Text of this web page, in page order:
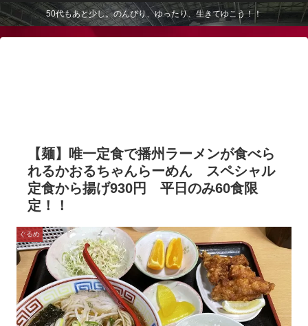
50代もあと少し。のんびり、ゆったり、生きてゆこう！！
【麺】唯一定食で播州ラーメンが食べら
れるかおるちゃんらーめん スペシャル
定食から揚げ930円 平日のみ60食限
定！！
ぐるめ